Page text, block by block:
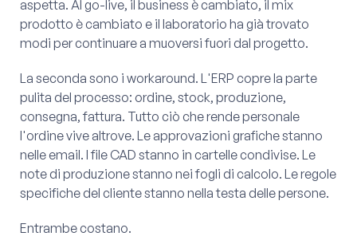
aspetta. Al go-live, il business è cambiato, il mix
prodotto è cambiato e il laboratorio ha già trovato
modi per continuare a muoversi fuori dal progetto.
La seconda sono i workaround. L'ERP copre la parte
pulita del processo: ordine, stock, produzione,
consegna, fattura. Tutto ciò che rende personale
l'ordine vive altrove. Le approvazioni grafiche stanno
nelle email. I file CAD stanno in cartelle condivise. Le
note di produzione stanno nei fogli di calcolo. Le regole
specifiche del cliente stanno nella testa delle persone.
Entrambe costano.